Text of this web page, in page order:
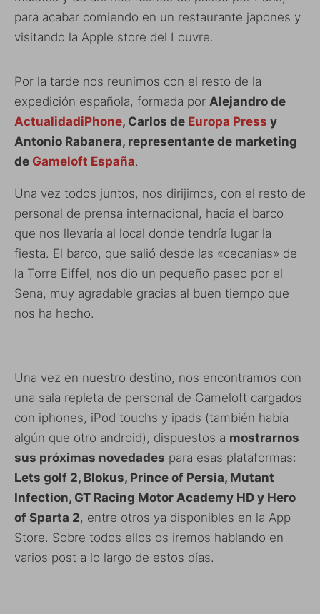
para acabar comiendo en un restaurante japones y
visitando la Apple store del Louvre.
Por la tarde nos reunimos con el resto de la
expedición española, formada por Alejandro de
ActualidadiPhone, Carlos de Europa Press y
Antonio Rabanera, representante de marketing
de Gameloft España.
Una vez todos juntos, nos dirijimos, con el resto de
personal de prensa internacional, hacia el barco
que nos llevaría al local donde tendría lugar la
fiesta. El barco, que salió desde las «cecanias» de
la Torre Eiffel, nos dio un pequeño paseo por el
Sena, muy agradable gracias al buen tiempo que
nos ha hecho.
Una vez en nuestro destino, nos encontramos con
una sala repleta de personal de Gameloft cargados
con iphones, iPod touchs y ipads (también había
algún que otro android), dispuestos a mostrarnos
sus próximas novedades para esas plataformas:
Lets golf 2, Blokus, Prince of Persia, Mutant
Infection, GT Racing Motor Academy HD y Hero
of Sparta 2, entre otros ya disponibles en la App
Store. Sobre todos ellos os iremos hablando en
varios post a lo largo de estos días.